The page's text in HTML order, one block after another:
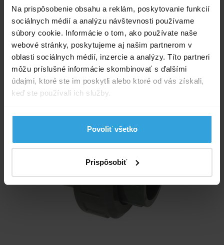
Na prispôsobenie obsahu a reklám, poskytovanie funkcií
sociálnych médií a analýzu návštevnosti používame
súbory cookie. Informácie o tom, ako používate naše
webové stránky, poskytujeme aj našim partnerom v
oblasti sociálnych médií, inzercie a analýzy. Títo partneri
môžu príslušné informácie skombinovať s ďalšími
údajmi, ktoré ste im poskytli alebo ktoré od vás získali,
keď ste používali ich služby.
Povoliť všetko
Prispôsobiť
do košíka
Šróbenie PVC 50mm - lepenie